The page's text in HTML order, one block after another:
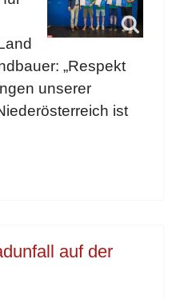
„Respekt
unserer
ist
auf der